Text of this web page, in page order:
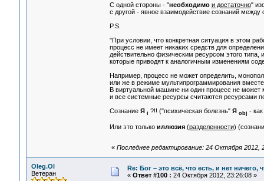
C одной стороны - "необходимо и достаточно"
с другой - явное взаимодействие сознаний между
P.S.
"При условии, что конкретная ситуация в этом
процесс не имеет никаких средств для
действительно физическим ресурсом этого
которые приводят к аналогичным изменениям
Например, процесс не может определить,
или же в режиме мультипрограммирования
В виртуальной машине ни один процесс не может
и все системные ресурсы считаются ресурсами
Сознание Я i ?!! ("психическая болезнь" Я obj -
Или это только иллюзия(разделенности)
« Последнее редактирование: 24 Октября 2012,
Oleg.Ol
Ветеран
Re: Бог – это всё, что есть, и нет
« Ответ #100 : 24 Октября 2012, 23:26:08 »